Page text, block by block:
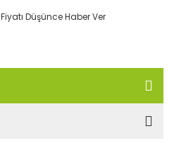
Fiyatı Düşünce Haber Ver